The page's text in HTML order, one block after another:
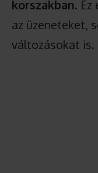
korszakban.
az üzeneteket,
változásokat is.